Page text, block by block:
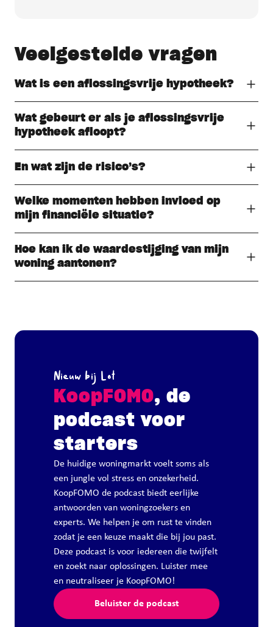
Veelgesteldevragen
Wat is een aflossingsvrije hypotheek?
Wat gebeurt er als je aflossingsvrije
hypotheek afloopt?
En wat zijn de risico’s?
Welke momenten hebben invloed op
mijn financiële situatie?
Hoe kan ik de waardestijging van mijn
woning aantonen?
Nieuw bij Lot
KoopFOMO, de
podcast voor
starters
De huidige woningmarkt voelt soms als
een jungle vol stress en onzekerheid.
KoopFOMO de podcast biedt eerlijke
antwoorden van woningzoekers en
experts. We helpen je om rust te vinden
zodat je een keuze maakt die bij jou past.
Deze podcast is voor iedereen die twijfelt
en zoekt naar oplossingen. Luister mee
en neutraliseer je KoopFOMO!
Beluister de podcast